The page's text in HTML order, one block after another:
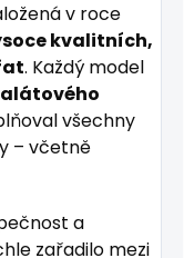
v roce
kvalitních,
. Každý model
všechny
– včetně
a
zařadilo mezi